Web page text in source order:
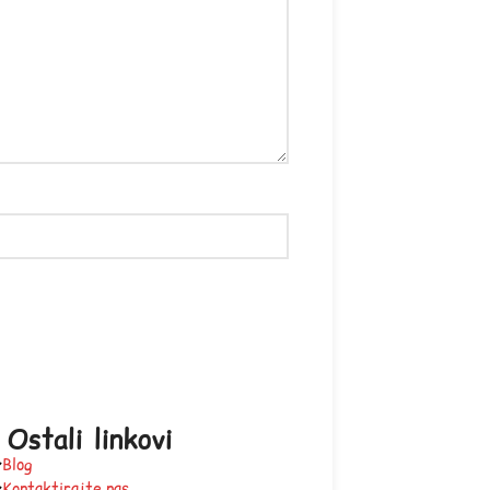
Ostali linkovi
Blog